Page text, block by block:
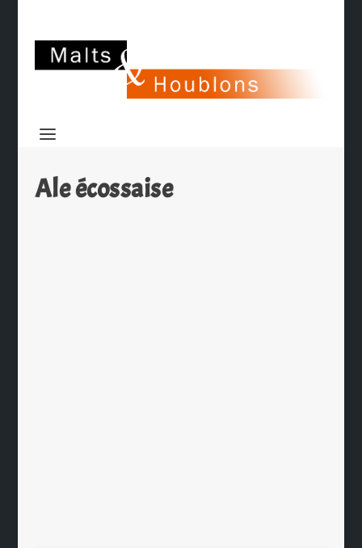
Ale écossaise